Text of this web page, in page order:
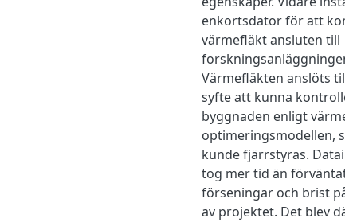
enkortsdator för att
värmefläkt ansluten till
forskningsanläggningen
Värmefläkten anslöts till
syfte att kunna
byggnaden enligt
optimeringsmodellen,
kunde fjärrstyras.
tog mer tid än förväntat,
förseningar och brist på
av projektet. Det blev